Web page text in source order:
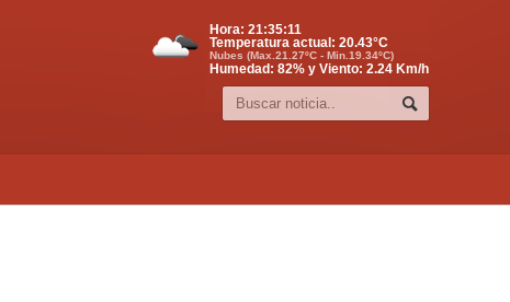
Hora: 21:35:12
Temperatura actual: 20.43°C
Nubes (Max.21.27ºC - Min.19.34ºC)
Humedad: 82% y Viento: 2.24 Km/h